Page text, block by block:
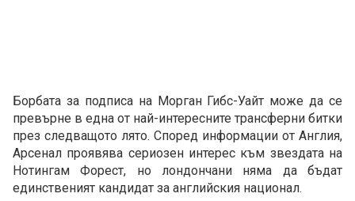
Борбата за подписа на Морган Гибс-Уайт може да се
превърне в една от най-интересните трансферни битки
през следващото лято. Според информации от Англия,
Арсенал проявява сериозен интерес към звездата на
Нотингам Форест, но лондончани няма да бъдат
единственият кандидат за английския национал.